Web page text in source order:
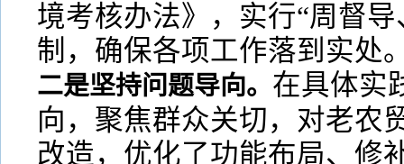
境考核办法》，实行“周督
制，确保各项工作落到实处
二是坚持问题导向。 在具体实
向，聚焦群众关切，对老农
改造，优化了功能布局、修